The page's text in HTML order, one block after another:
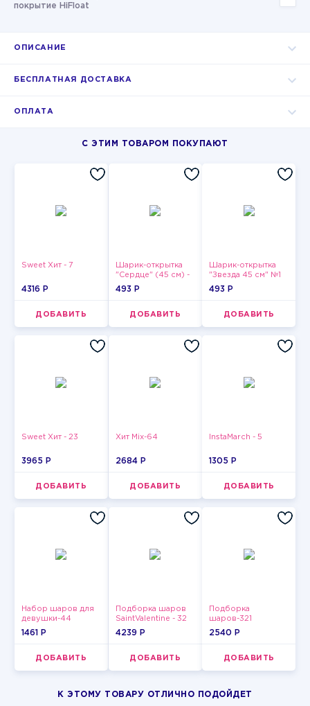
покрытие HiFloat
ОПИСАНИЕ
БЕСПЛАТНАЯ ДОСТАВКА
ОПЛАТА
С ЭТИМ ТОВАРОМ ПОКУПАЮТ
Sweet Хит - 7
4316 P
ДОБАВИТЬ
Шарик-открытка
"Сердце" (45 см) -
2
493 P
ДОБАВИТЬ
Шарик-открытка
"Звезда 45 см" №1
493 P
ДОБАВИТЬ
Sweet Хит - 23
3965 P
ДОБАВИТЬ
Хит Mix-64
2684 P
ДОБАВИТЬ
InstaMarch - 5
1305 P
ДОБАВИТЬ
Набор шаров для
девушки-44
1461 P
ДОБАВИТЬ
Подборка шаров
SaintValentine - 32
4239 P
ДОБАВИТЬ
Подборка
шаров-321
2540 P
ДОБАВИТЬ
К ЭТОМУ ТОВАРУ ОТЛИЧНО ПОДОЙДЕТ